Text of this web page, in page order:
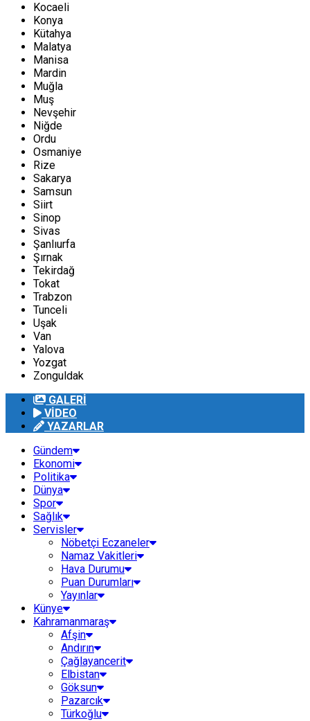
Kocaeli
Konya
Kütahya
Malatya
Manisa
Mardin
Muğla
Muş
Nevşehir
Niğde
Ordu
Osmaniye
Rize
Sakarya
Samsun
Siirt
Sinop
Sivas
Şanlıurfa
Şırnak
Tekirdağ
Tokat
Trabzon
Tunceli
Uşak
Van
Yalova
Yozgat
Zonguldak
GALERİ
VİDEO
YAZARLAR
Gündem
Ekonomi
Politika
Dünya
Spor
Sağlık
Servisler
Nöbetçi Eczaneler
Namaz Vakitleri
Hava Durumu
Puan Durumları
Yayınlar
Künye
Kahramanmaraş
Afşin
Andırın
Çağlayancerit
Elbistan
Göksun
Pazarcık
Türkoğlu